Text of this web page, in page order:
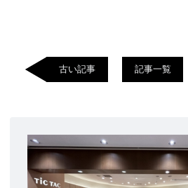
古い記事 記事一覧